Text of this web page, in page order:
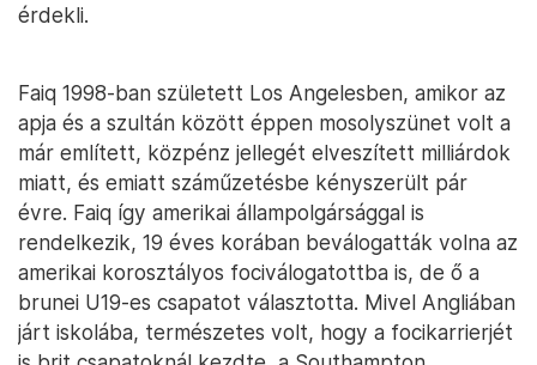
érdekli.
Faiq 1998-ban született Los Angelesben, amikor az
apja és a szultán között éppen mosolyszünet volt a
már említett, közpénz jellegét elveszített milliárdok
miatt, és emiatt száműzetésbe kényszerült pár
évre. Faiq így amerikai állampolgársággal is
rendelkezik, 19 éves korában beválogatták volna az
amerikai korosztályos fociválogatottba is, de ő a
brunei U19-es csapatot választotta. Mivel Angliában
járt iskolába, természetes volt, hogy a focikarrierjét